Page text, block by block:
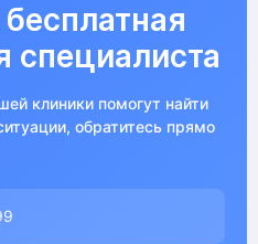
специалиста
клиники помогут найти
обратитесь прямо